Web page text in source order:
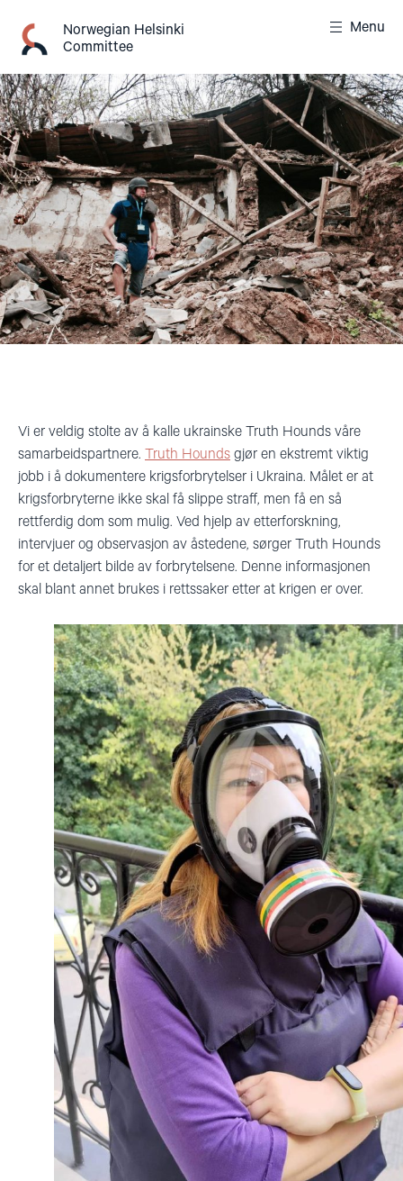
content
Norwegian Helsinki
Committee
Menu
Vi er veldig stolte av å kalle ukrainske Truth Hounds våre
samarbeidspartnere. Truth Hounds gjør en ekstremt viktig
jobb i å dokumentere krigsforbrytelser i Ukraina. Målet er at
krigsforbryterne ikke skal få slippe straff, men få en så
rettferdig dom som mulig. Ved hjelp av etterforskning,
intervjuer og observasjon av åstedene, sørger Truth Hounds
for et detaljert bilde av forbrytelsene. Denne informasjonen
skal blant annet brukes i rettssaker etter at krigen er over.